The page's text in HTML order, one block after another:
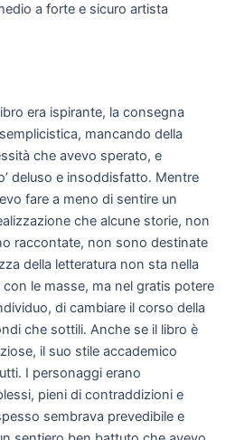
a forte e sicuro artista
era ispirante, la consegna
mancando della
che avevo sperato, e
deluso e insoddisfatto. Mentre
fare a meno di sentire un
che alcune storie, non
raccontate, non sono destinate
della letteratura non sta nella
le masse, ma nel gratis potere
di cambiare il corso della
che sottili. Anche se il libro è
il suo stile accademico
I personaggi erano
pieni di contraddizioni e
sembrava prevedibile e